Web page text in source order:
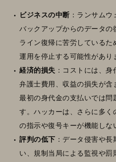
ビジネスの中断 ：ランサムウ
バックアップからのデータの
ライン復帰に苦労しているた
運用を停止する可能性があり
経済的損失 ：コストには、身
弁護士費用、収益の損失が含
最初の身代金の支払いでは問
す。ハッカーは、さらに多く
の指示や復号キーが機能しな
評判の低下 ：データ侵害や
い、規制当局による監視や罰